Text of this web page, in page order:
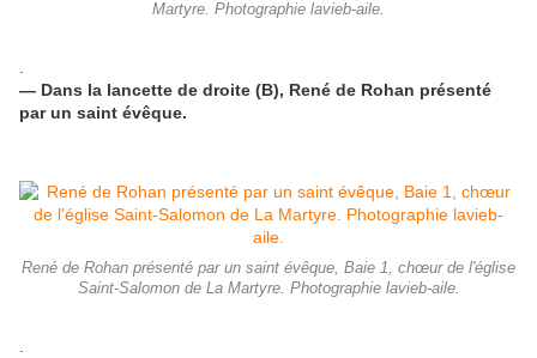
Martyre. Photographie lavieb-aile.
— Dans la lancette de droite (B), René de Rohan présenté
par un saint évêque.
René de Rohan présenté par un saint évêque, Baie 1, chœur de l'église
Saint-Salomon de La Martyre. Photographie lavieb-aile.